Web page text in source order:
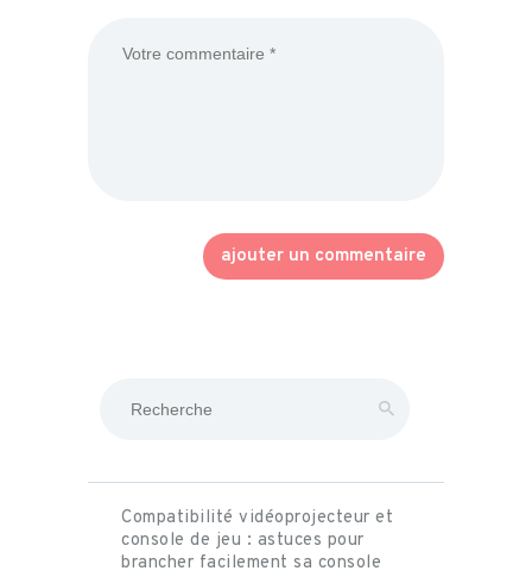
Compatibilité vidéoprojecteur et
console de jeu : astuces pour
brancher facilement sa console